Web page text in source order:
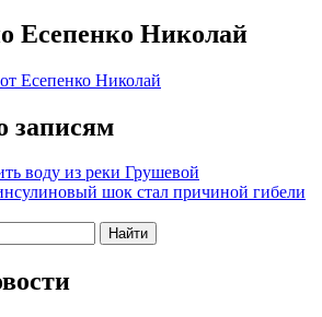
Есепенко Николай
Есепенко Николай
записям
воду из реки Грушевой
шок стал причиной гибели
Найти